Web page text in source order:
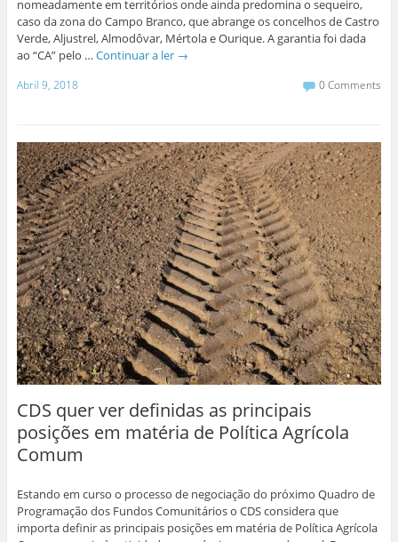
nomeadamente em territórios onde ainda predomina o sequeiro,
caso da zona do Campo Branco, que abrange os concelhos de Castro
Verde, Aljustrel, Almodôvar, Mértola e Ourique. A garantia foi dada
ao “CA” pelo … Continuar a ler →
Abril 9, 2018 0 Comments
CDS quer ver definidas as principais
posições em matéria de Política Agrícola
Comum
Estando em curso o processo de negociação do próximo Quadro de
Programação dos Fundos Comunitários o CDS considera que
importa definir as principais posições em matéria de Política Agrícola